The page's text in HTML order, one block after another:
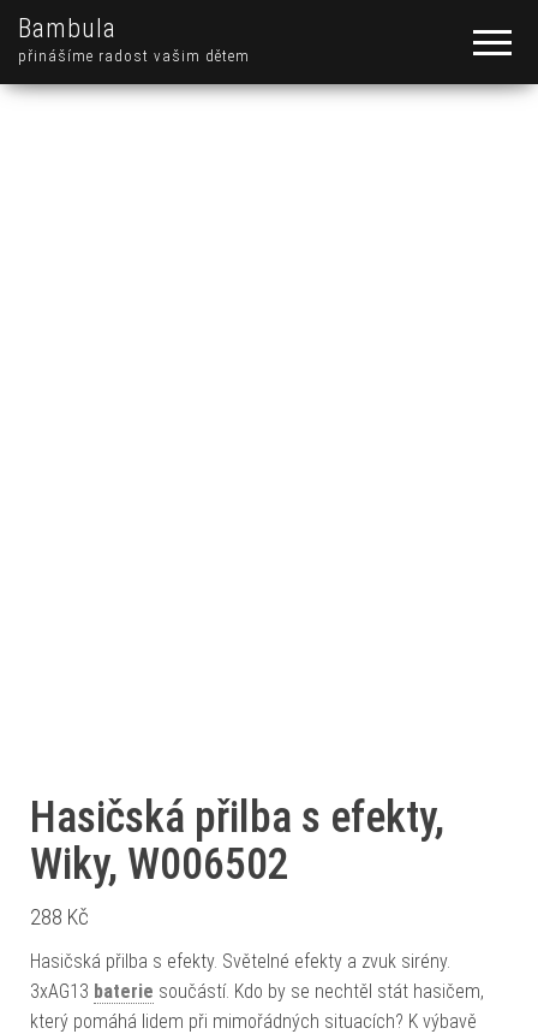
Bambula
přinášíme radost vašim dětem
Hasičská přilba s efekty,
Wiky, W006502
288 Kč
Hasičská přilba s efekty. Světelné efekty a zvuk sirény.
3xAG13 baterie součástí. Kdo by se nechtěl stát hasičem,
který pomáhá lidem při mimořádných situacích? K výbavě